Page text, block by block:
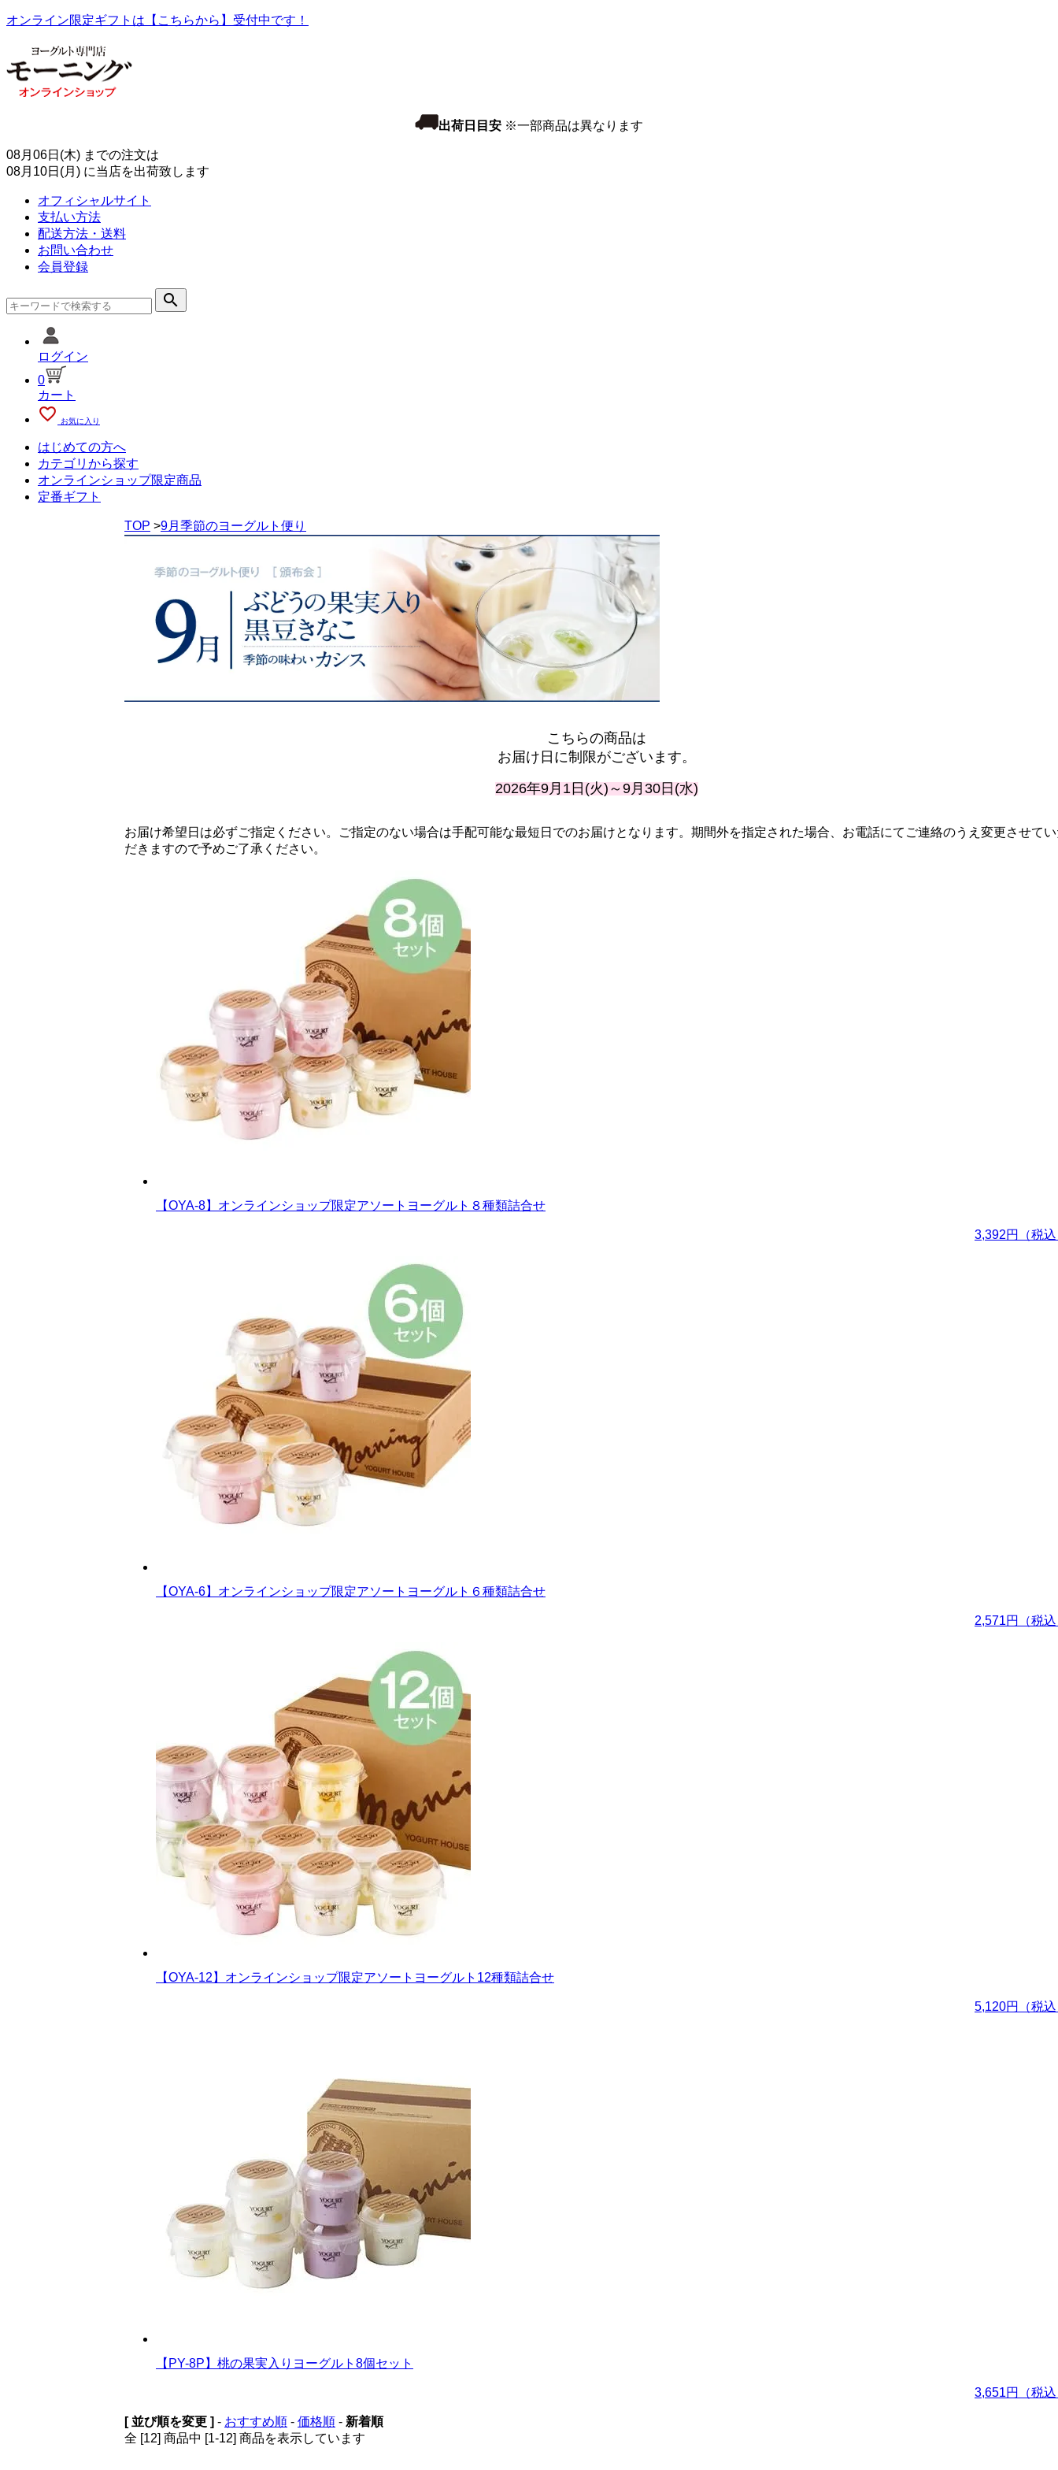
オンライン限定ギフトは【こちらから】受付中です！
出荷日目安 ※一部商品は異なります
08月06日(木) までの注文は
08月10日(月) に当店を出荷致します
オフィシャルサイト
支払い方法
配送方法・送料
お問い合わせ
会員登録
search
ログイン
0
カート
favorite_outline お気に入り
はじめての方へ
カテゴリから探す
オンラインショップ限定商品
定番ギフト
TOP >9月季節のヨーグルト便り
こちらの商品は
お届け日に制限がございます。
2026年9月1日(火)～9月30日(水)
お届け希望日は必ずご指定ください。ご指定のない場合は手配可能な最短日でのお届けとなります。期間外を指定された場合、お電話にてご連絡のうえ変更させて
だきますので予めご了承ください。
【OYA-8】オンラインショップ限定アソートヨーグルト８種類詰合せ
3,392円（税
【OYA-6】オンラインショップ限定アソートヨーグルト６種類詰合せ
2,571円（税
【OYA-12】オンラインショップ限定アソートヨーグルト12種類詰合せ
5,120円（税
【PY-8P】桃の果実入りヨーグルト8個セット
3,651円（税
[ 並び順を変更 ] - おすすめ順 - 価格順 - 新着順
全 [12] 商品中 [1-12] 商品を表示しています